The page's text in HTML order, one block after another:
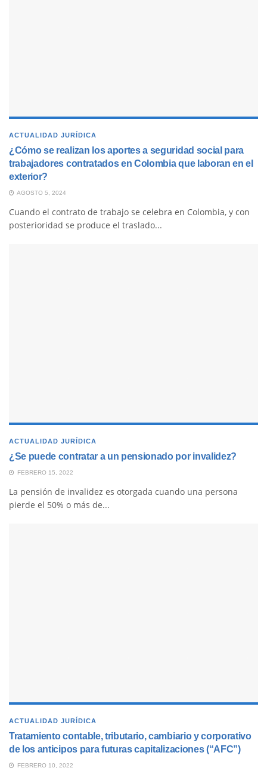
ACTUALIDAD JURÍDICA
¿Cómo se realizan los aportes a seguridad social para
trabajadores contratados en Colombia que laboran en el
exterior?
AGOSTO 5, 2024
Cuando el contrato de trabajo se celebra en Colombia, y con
posterioridad se produce el traslado...
ACTUALIDAD JURÍDICA
¿Se puede contratar a un pensionado por invalidez?
FEBRERO 15, 2022
La pensión de invalidez es otorgada cuando una persona
pierde el 50% o más de...
ACTUALIDAD JURÍDICA
Tratamiento contable, tributario, cambiario y corporativo
de los anticipos para futuras capitalizaciones (“AFC”)
FEBRERO 10, 2022